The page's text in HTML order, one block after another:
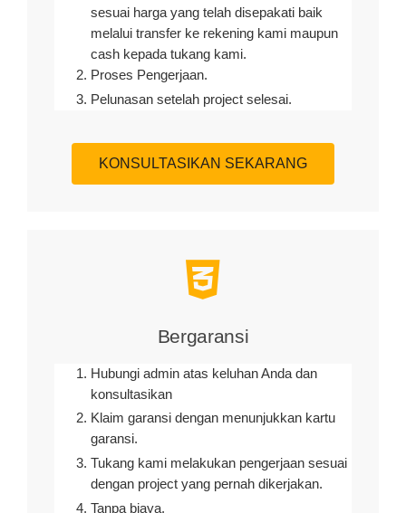
sesuai harga yang telah disepakati baik
melalui transfer ke rekening kami maupun
cash kepada tukang kami.
Proses Pengerjaan.
Pelunasan setelah project selesai.
KONSULTASIKAN SEKARANG
Bergaransi
Hubungi admin atas keluhan Anda dan
konsultasikan
Klaim garansi dengan menunjukkan kartu
garansi.
Tukang kami melakukan pengerjaan sesuai
dengan project yang pernah dikerjakan.
Tanpa biaya.